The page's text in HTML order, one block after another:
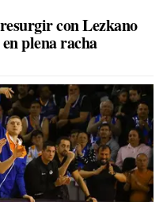
con Lezkano
plena racha